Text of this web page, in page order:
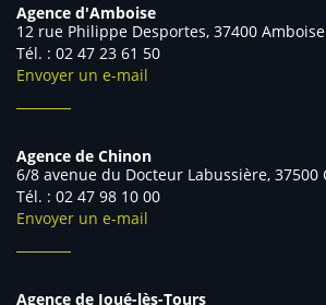
Agence d'Amboise
12 rue Philippe Desportes, 37400 Amboise
Tél. : 02 47 23 61 50
Envoyer un e-mail
Agence de Chinon
6/8 avenue du Docteur Labussière, 37500
Tél. : 02 47 98 10 00
Envoyer un e-mail
Agence de Joué-lès-Tours